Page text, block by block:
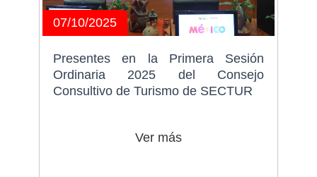
07/10/2025
Presentes en la Primera Sesión
Ordinaria 2025 del Consejo
Consultivo de Turismo de SECTUR
Ver más